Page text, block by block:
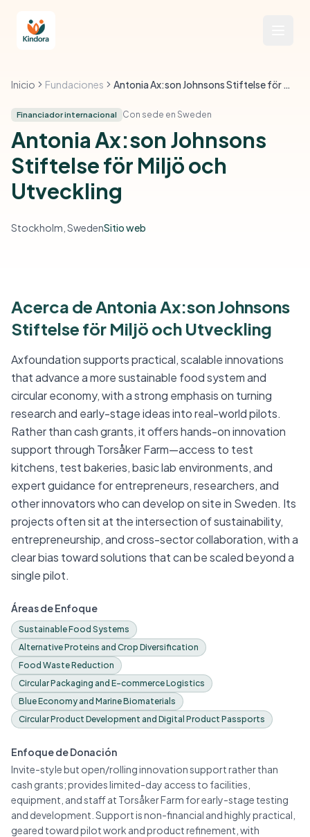
Inicio Fundaciones Antonia Ax:son Johnsons Stiftelse för Miljö och Utveckling
Financiador internacional Con sede en Sweden
Antonia Ax:son Johnsons
Stiftelse för Miljö och
Utveckling
Stockholm, SwedenSitio web
Acerca de Antonia Ax:son Johnsons
Stiftelse för Miljö och Utveckling
Axfoundation supports practical, scalable innovations
that advance a more sustainable food system and
circular economy, with a strong emphasis on turning
research and early-stage ideas into real-world pilots.
Rather than cash grants, it offers hands-on innovation
support through Torsåker Farm—access to test
kitchens, test bakeries, basic lab environments, and
expert guidance for entrepreneurs, researchers, and
other innovators who can develop on site in Sweden. Its
projects often sit at the intersection of sustainability,
entrepreneurship, and cross-sector collaboration, with a
clear bias toward solutions that can be scaled beyond a
single pilot.
Áreas de Enfoque
Sustainable Food Systems
Alternative Proteins and Crop Diversification
Food Waste Reduction
Circular Packaging and E-commerce Logistics
Blue Economy and Marine Biomaterials
Circular Product Development and Digital Product Passports
Enfoque de Donación
Invite-style but open/rolling innovation support rather than
cash grants; provides limited-day access to facilities,
equipment, and staff at Torsåker Farm for early-stage testing
and development. Support is non-financial and highly practical,
geared toward pilot work and product refinement, with